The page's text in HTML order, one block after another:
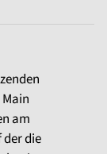
am
die